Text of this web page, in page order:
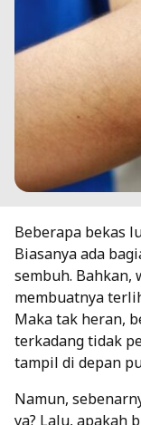
Beberapa bekas
Biasanya ada
sembuh. Bahkan,
membuatnya
Maka tak heran,
terkadang tidak
tampil di depan
Namun,
ya? Lalu, apakah